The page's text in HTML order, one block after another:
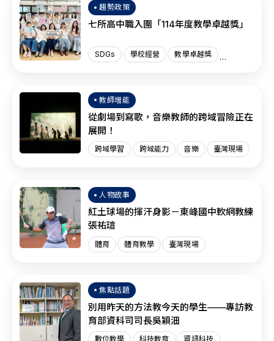
趨勢政策
七所高中職入圍「114年度教學卓越獎」
SDGs 學校經營 教學卓越獎
教師增能
從劇場到寫歌，音樂教師的跨域冒險正在
展開！
跨域學習 跨域能力 音樂 臺灣現場
人物故事
紅土球場的揮汗身影－東峰國中軟網教練
張祐瑄
體育 體育教學 臺灣現場
焦點話題
別用昨天的方法教今天的學生——專訪教
育部資科司司長吳穎沺
數位教學 科技教育 資訊科技